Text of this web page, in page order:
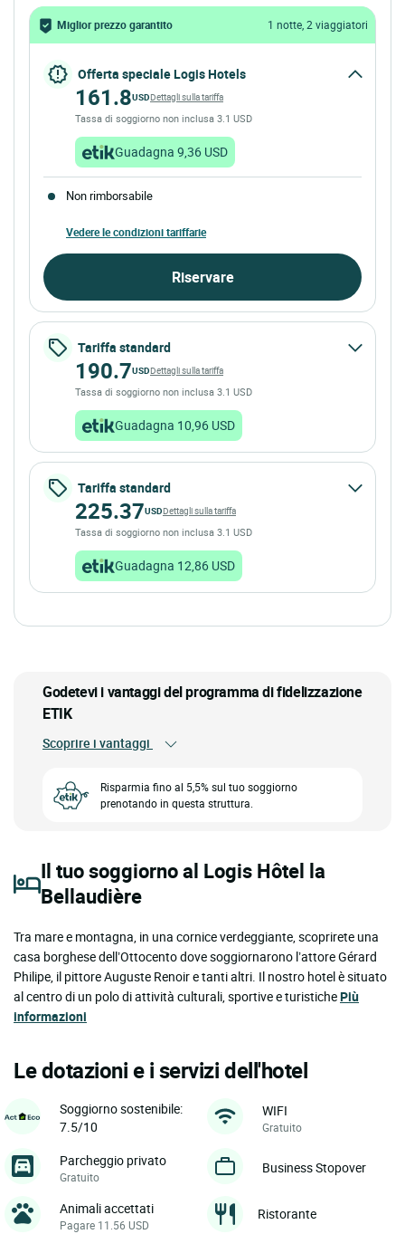
Miglior prezzo garantito 1 notte, 2 viaggiatori
Offerta speciale Logis Hotels
161.8USDDettagli sulla tariffa
Tassa di soggiorno non inclusa 3.1 USD
Guadagna 9,36 USD
Non rimborsabile
Vedere le condizioni tariffarie
Riservare
Tariffa standard
190.7USDDettagli sulla tariffa
Tassa di soggiorno non inclusa 3.1 USD
Guadagna 10,96 USD
Tariffa standard
225.37USDDettagli sulla tariffa
Tassa di soggiorno non inclusa 3.1 USD
Guadagna 12,86 USD
Godetevi i vantaggi del programma di fidelizzazione
ETIK
Scoprire i vantaggi
Risparmia fino al 5,5% sul tuo soggiorno
prenotando in questa struttura.
Il tuo soggiorno al Logis Hôtel la
Bellaudière
Tra mare e montagna, in una cornice verdeggiante, scoprirete una
casa borghese dell’Ottocento dove soggiornarono l’attore Gérard
Philipe, il pittore Auguste Renoir e tanti altri. Il nostro hotel è situato
al centro di un polo di attività culturali, sportive e turistichePiù
informazioni
Le dotazioni e i servizi dell'hotel
Soggiorno sostenibile:
7.5/10
WIFI
Gratuito
Parcheggio privato
Gratuito
Business Stopover
Animali accettati
Pagare 11.56 USD
Ristorante